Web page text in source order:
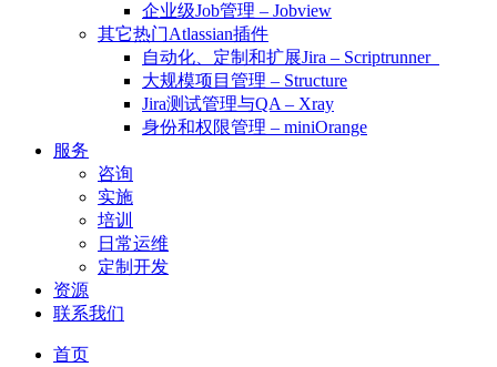
企业级Job管理 – Jobview
其它热门Atlassian插件
自动化、定制和扩展Jira – Scriptrunner
大规模项目管理 – Structure
Jira测试管理与QA – Xray
身份和权限管理 – miniOrange
服务
咨询
实施
培训
日常运维
定制开发
资源
联系我们
首页